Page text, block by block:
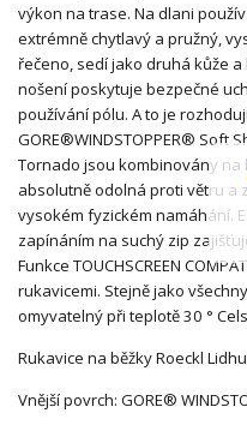
výkon na trase. Na dlani
extrémně chytlavý a pružný,
řečeno, sedí jako druhá kůže
nošení poskytuje bezpečné
používání pólu. A to je
GORE®WINDSTOPPER® Soft
Tornado jsou kombinovány na
absolutně odolná proti větru a
vysokém fyzickém namáhání.
zapínáním na suchý zip
Funkce TOUCHSCREEN
rukavicemi. Stejně jako
omyvatelný při teplotě 30 °
Rukavice na běžky Roeckl
Vnější povrch: GORE®